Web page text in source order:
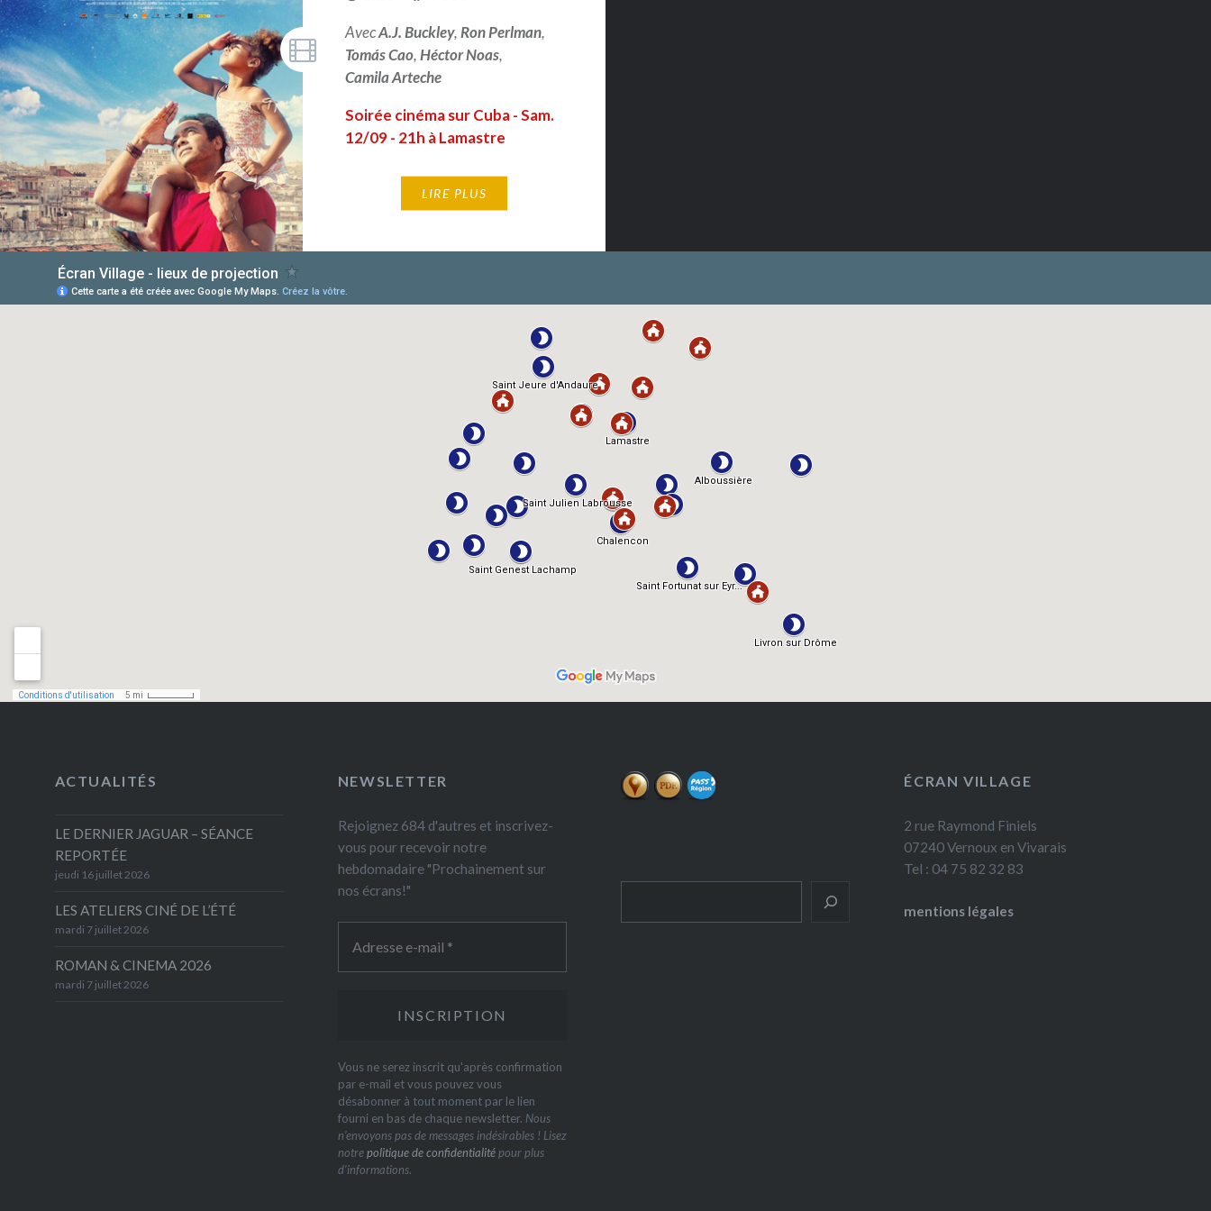
AvecA.J. Buckley,Ron Perlman,
Tomás Cao,Héctor Noas,
Camila Arteche
Soirée cinéma sur Cuba - Sam.
12/09 - 21h à Lamastre
LIRE PLUS
ACTUALITÉS
LE DERNIER JAGUAR – SÉANCE
REPORTÉE
jeudi 16 juillet 2026
LES ATELIERS CINÉ DE L’ÉTÉ
mardi 7 juillet 2026
ROMAN & CINEMA 2026
mardi 7 juillet 2026
NEWSLETTER
Rejoignez 684 d'autres et inscrivez-
vous pour recevoir notre
hebdomadaire "Prochainement sur
nos écrans!"
Vous ne serez inscrit qu'après confirmation
par e-mail et vous pouvez vous
désabonner à tout moment par le lien
fourni en bas de chaque newsletter. Nous
n’envoyons pas de messages indésirables ! Lisez
notrepolitique de confidentialitépour plus
d’informations.
ÉCRAN VILLAGE
2 rue Raymond Finiels
07240 Vernoux en Vivarais
Tel : 04 75 82 32 83
mentions légales